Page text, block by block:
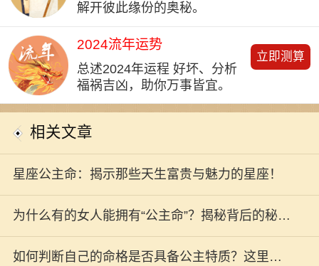
解开彼此缘份的奥秘。
2024流年运势
总述2024年运程 好坏、分析
福祸吉凶，助你万事皆宜。
立即测算
相关文章
星座公主命：揭示那些天生富贵与魅力的星座！
为什么有的女人能拥有“公主命”？揭秘背后的秘
密！
如何判断自己的命格是否具备公主特质？这里有